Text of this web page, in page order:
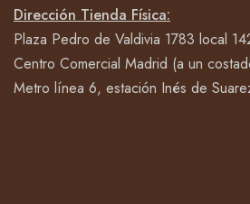
Dirección Tienda Física:
Plaza Pedro de Valdivia 1783 local
Centro Comercial Madrid (a un
Metro línea 6, estación Inés de